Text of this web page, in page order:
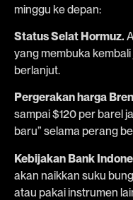
minggu ke depan:
Status Selat Hormuz.
yang membuka
berlanjut.
Pergerakan harga
sampai $120 per barel
baru” selama perang
Kebijakan Bank
akan naikkan suku
atau pakai instrumen